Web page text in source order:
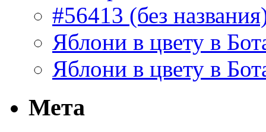
#56413 (без
Яблони в цвету в
Яблони в цвету в
Мета